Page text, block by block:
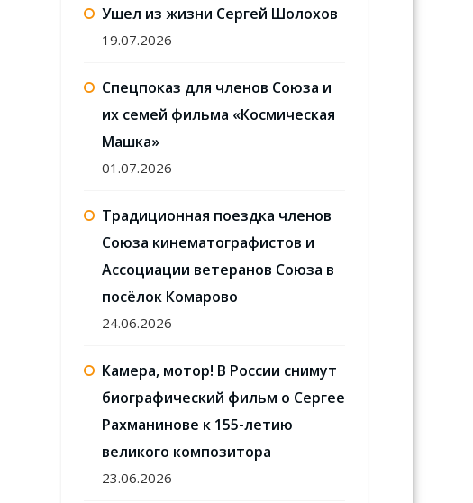
Ушел из жизни Сергей Шолохов
19.07.2026
Спецпоказ для членов Союза и
их семей фильма «Космическая
Машка»
01.07.2026
Традиционная поездка членов
Союза кинематографистов и
Ассоциации ветеранов Союза в
посёлок Комарово
24.06.2026
Камера, мотор! В России снимут
биографический фильм о Сергее
Рахманинове к 155-летию
великого композитора
23.06.2026